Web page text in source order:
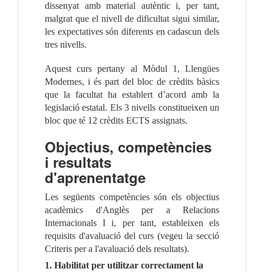
dissenyat amb material autèntic i, per tant,
malgrat que el nivell de dificultat sigui similar,
les expectatives són diferents en cadascun dels
tres nivells.
Aquest curs pertany al Mòdul 1, Llengües
Modernes, i és part del bloc de crèdits bàsics
que la facultat ha establert d’acord amb la
legislació estatal. Els 3 nivells constitueixen un
bloc que té 12 crèdits ECTS assignats.
Objectius, competències
i resultats
d'aprenentatge
Les següents competències són els objectius
acadèmics d'Anglès per a Relacions
Internacionals I i, per tant, estableixen els
requisits d'avaluació del curs (vegeu la secció
Criteris per a l'avaluació dels resultats).
1. Habilitat per utilitzar correctament la